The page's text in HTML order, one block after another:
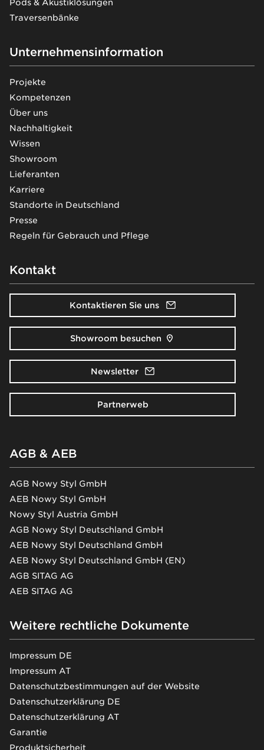
Pods & Akustiklösungen
Traversenbänke
Unternehmensinformation
Projekte
Kompetenzen
Über uns
Nachhaltigkeit
Wissen
Showroom
Lieferanten
Karriere
Standorte in Deutschland
Presse
Regeln für Gebrauch und Pflege
Kontakt
Kontaktieren Sie uns
Showroom besuchen
Newsletter
Partnerweb
AGB & AEB
AGB Nowy Styl GmbH
AEB Nowy Styl GmbH
Nowy Styl Austria GmbH
AGB Nowy Styl Deutschland GmbH
AEB Nowy Styl Deutschland GmbH
AEB Nowy Styl Deutschland GmbH (EN)
AGB SITAG AG
AEB SITAG AG
Weitere rechtliche Dokumente
Impressum DE
Impressum AT
Datenschutzbestimmungen auf der Website
Datenschutzerklärung DE
Datenschutzerklärung AT
Garantie
Produktsicherheit